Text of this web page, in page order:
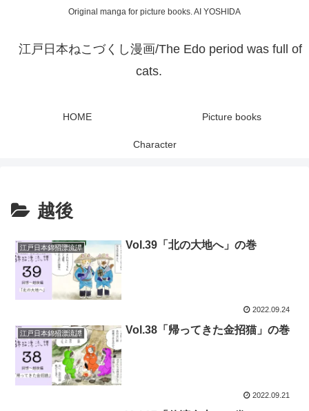
Original manga for picture books. AI YOSHIDA
江戸日本ねこづくし漫画/The Edo period was full of
cats.
HOME Picture books
Character
越後
江戸日本錦招漂流譚 Vol.39「北の大地へ」の巻
2022.09.24
江戸日本錦招漂流譚 Vol.38「帰ってきた金招猫」の巻
2022.09.21